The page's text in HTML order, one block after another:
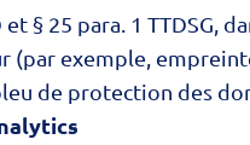
et § 25 para. 1 TTDSG,
(par exemple,
de protection des